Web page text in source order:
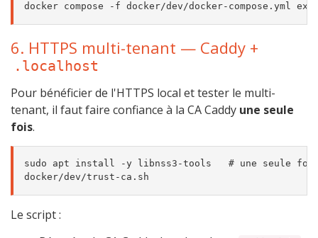
6. HTTPS multi-tenant — Caddy +
.localhost
Pour bénéficier de l'HTTPS local et tester le multi-
tenant, il faut faire confiance à la CA Caddy une seule
fois.
sudo apt install -y libnss3-tools   # une seule fois
Le script :